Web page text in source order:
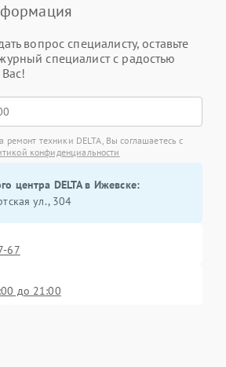
вопрос специалисту, оставьте
специалист с радостью
ремонт техники DELTA, Вы соглашаетесь с
конфиденциальности
центра DELTA в Ижевске:
ул., 304
67
до 21:00